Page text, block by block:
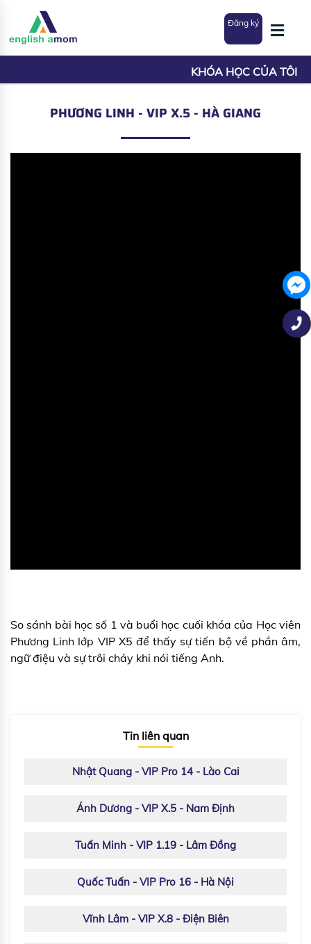
Đăng ký
KHÓA HỌC CỦA TÔI
PHƯƠNG LINH - VIP X.5 - HÀ GIANG
So sánh bài học số 1 và buổi học cuối khóa của Học viên
Phương Linh lớp VIP X5 để thấy sự tiến bộ về phần âm,
ngữ điệu và sự trôi chảy khi nói tiếng Anh.
Tin liên quan
Nhật Quang - VIP Pro 14 - Lào Cai
Ánh Dương - VIP X.5 - Nam Định
Tuấn Minh - VIP 1.19 - Lâm Đồng
Quốc Tuấn - VIP Pro 16 - Hà Nội
Vĩnh Lâm - VIP X.8 - Điện Biên